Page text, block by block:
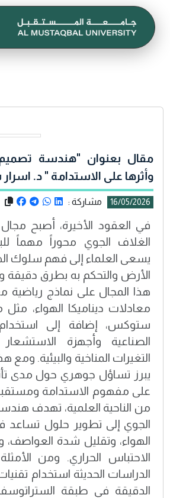
مقال بعنوان "هندسة
وأثرها على الاستدامة " د.
16/05/2026 مشاركة :
في العقود الأخيرة، أصبح
الغلاف الجوي محوراً مهماً
يسعى العلماء إلى فهم سلوك
الأرض والتحكم به بطرق
هذا المجال على نماذج رياضية
معادلات ديناميكا الهواء، مثل
ستوكس، إضافة إلى استخدام
الصناعية وأجهزة الاستشعار
التغيرات المناخية والبيئية. ومع
يبرز تساؤل جوهري حول مدى
على مفهوم الاستدامة ومستقبل
من الناحية العلمية، تهدف
الجوي إلى تطوير حلول
الهواء، وتقليل شدة العواصف،
الاحتباس الحراري. ومن
الدراسات الحديثة استخدام
الدقيقة في طبقة